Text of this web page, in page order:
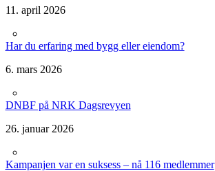
11. april 2026
Har du erfaring med bygg eller eiendom?
6. mars 2026
DNBF på NRK Dagsrevyen
26. januar 2026
Kampanjen var en suksess – nå 116 medlemmer